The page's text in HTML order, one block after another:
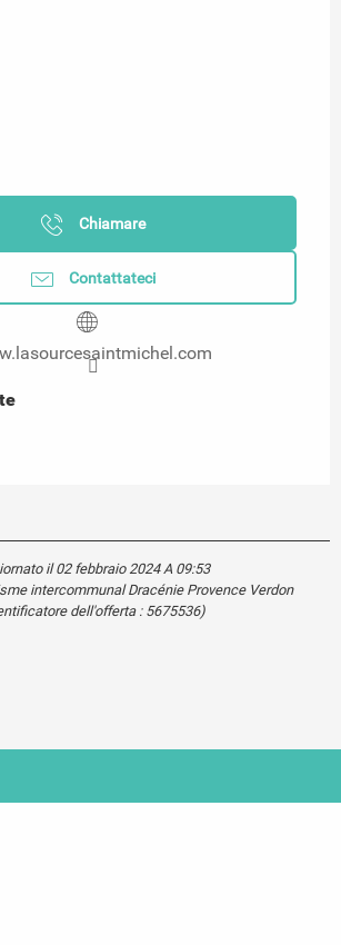
Chiamare
Contattateci
il 02 febbraio 2024 A 09:53
intercommunal Dracénie Provence Verdon
dell'offerta : 5675536)